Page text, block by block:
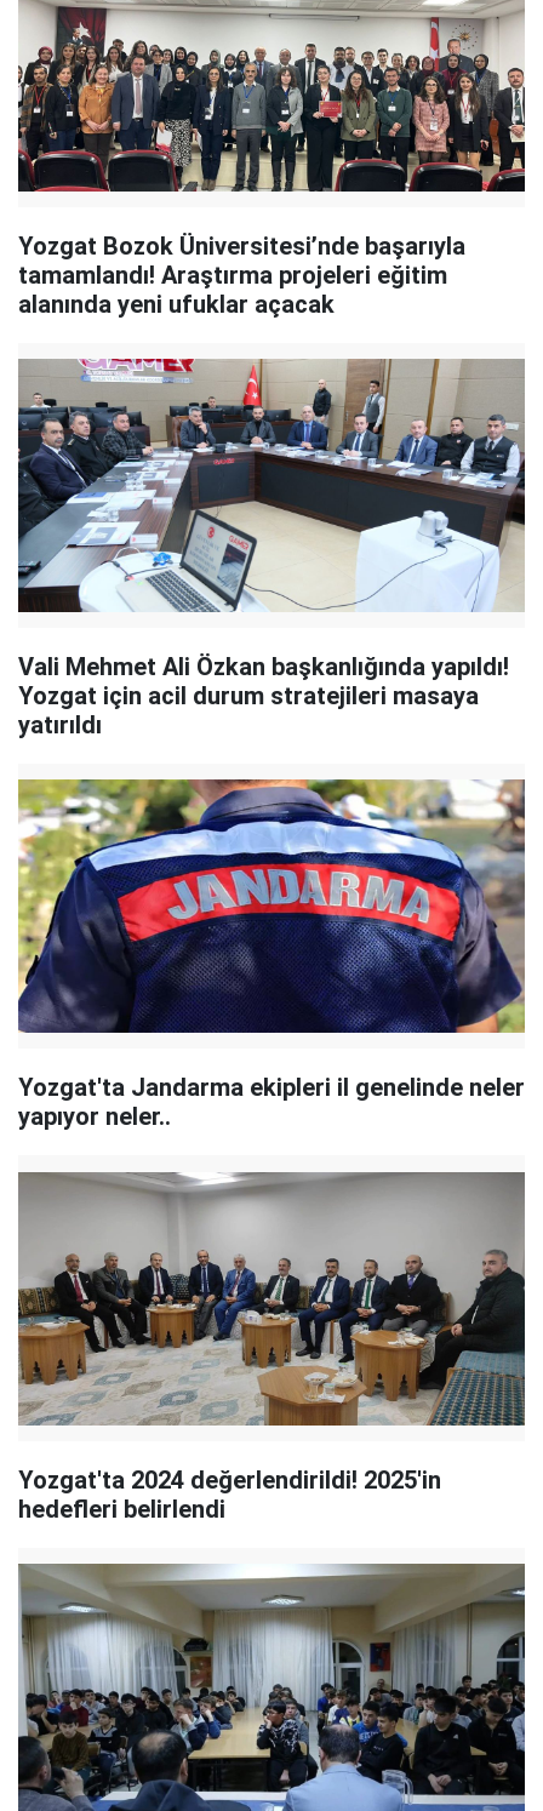
Yozgat Bozok Üniversitesi’nde başarıyla
tamamlandı! Araştırma projeleri eğitim
alanında yeni ufuklar açacak
Vali Mehmet Ali Özkan başkanlığında yapıldı!
Yozgat için acil durum stratejileri masaya
yatırıldı
Yozgat'ta Jandarma ekipleri il genelinde neler
yapıyor neler..
Yozgat'ta 2024 değerlendirildi! 2025'in
hedefleri belirlendi